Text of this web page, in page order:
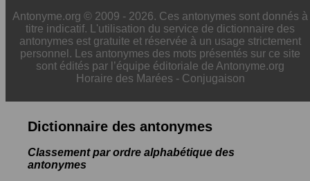
Antonyme.org © 2009 - 2026. Ces antonymes sont donnés à
titre indicatif. L'utilisation du service de dictionnaire des
antonymes est gratuite et réservée à un usage strictement
personnel. Les antonymes des mots présentés sur ce site
sont édités par l’équipe éditoriale de Antonyme.org
Horaire des Marées - Conjugaison
Dictionnaire des antonymes
Classement par ordre alphabétique des
antonymes